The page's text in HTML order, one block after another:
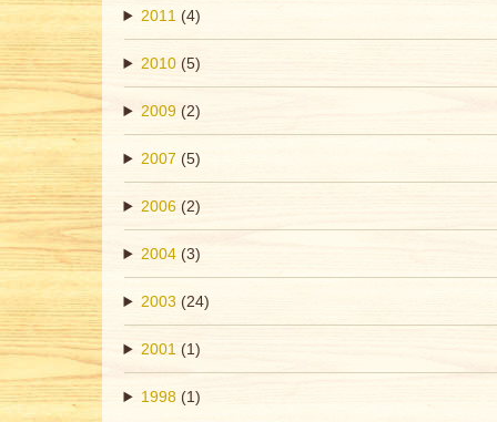
2011 (4)
2010(5)
2009(2)
2007 (5)
2006(2)
2004(3)
2003(24)
2001 (1)
1998(1)